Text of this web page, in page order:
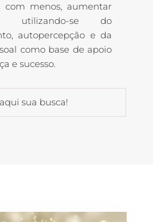
com menos, aumentar
utilizando-se do
autopercepção e da
como base de apoio
e sucesso.